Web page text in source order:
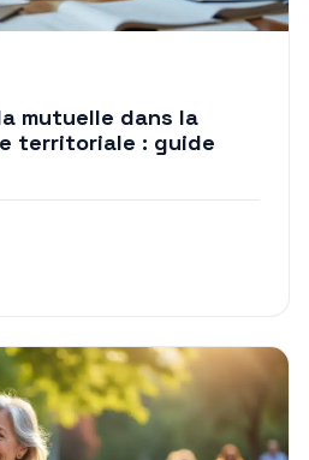
mutuelle dans la
territoriale : guide